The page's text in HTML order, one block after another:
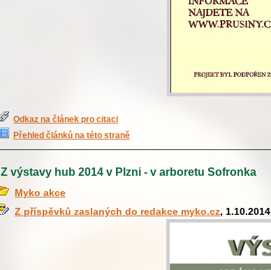
Odkaz na článek pro citaci
Přehled článků na této straně
Z výstavy hub 2014 v Plzni - v arboretu Sofronka
Myko akce
Z příspěvků zaslaných do redakce myko.cz, 1.10.2014